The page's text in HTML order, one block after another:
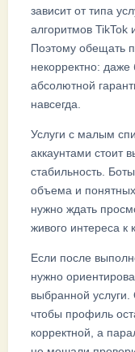
зависит от типа
алгоритмов
Поэтому обещать
некорректно:
абсолютной
навсегда.
Услуги с малым
аккаунтами стоит
стабильность.
объема и понятных
нужно ждать
живого интереса к
Если после
нужно
выбранной
чтобы профиль
корректной, а